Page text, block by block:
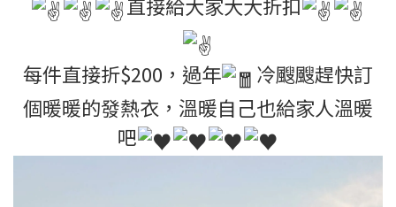
每件直接折$200，過年
冷颼颼趕快訂
個暖暖的發熱衣，溫暖自己也給家人溫暖
吧